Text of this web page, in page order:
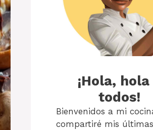
¡Hola, hola
todos!
Bienvenidos a mi
compartiré mis últimas